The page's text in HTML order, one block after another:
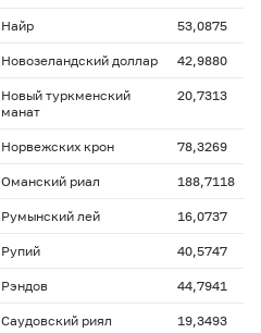
Найр 53,0875
Новозеландский доллар 42,9880
Новый туркменский
манат
20,7313
Норвежских крон 78,3269
Оманский риал 188,7118
Румынский лей 16,0737
Рупий 40,5747
Рэндов 44,7941
Саудовский риял 19,3493